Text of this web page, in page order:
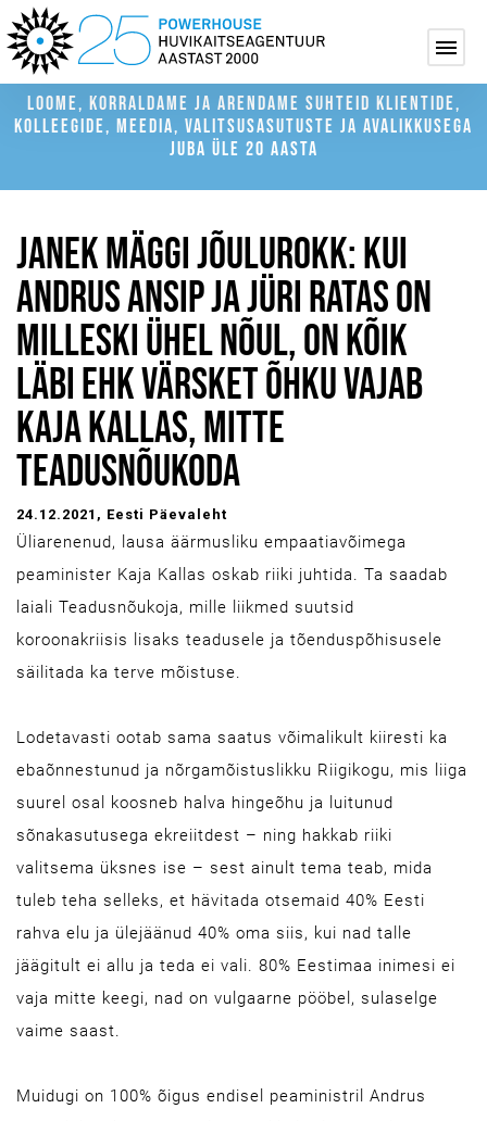
LOOME, KORRALDAME JA ARENDAME SUHTEID KLIENTIDE,
KOLLEEGIDE, MEEDIA, VALITSUSASUTUSTE JA AVALIKKUSEGA
JUBA ÜLE 20 AASTA
JANEK MÄGGI JÕULUROKK: KUI
ANDRUS ANSIP JA JÜRI RATAS ON
MILLESKI ÜHEL NÕUL, ON KÕIK
LÄBI EHK VÄRSKET ÕHKU VAJAB
KAJA KALLAS, MITTE
TEADUSNÕUKODA
24.12.2021 , Eesti Päevaleht
Üliarenenud, lausa äärmusliku empaatiavõimega
peaminister Kaja Kallas oskab riiki juhtida. Ta saadab
laiali Teadusnõukoja, mille liikmed suutsid
koroonakriisis lisaks teadusele ja tõenduspõhisusele
säilitada ka terve mõistuse.
Lodetavasti ootab sama saatus võimalikult kiiresti ka
ebaõnnestunud ja nõrgamõistuslikku Riigikogu, mis liiga
suurel osal koosneb halva hingeõhu ja luitunud
sõnakasutusega ekreiitdest – ning hakkab riiki
valitsema üksnes ise – sest ainult tema teab, mida
tuleb teha selleks, et hävitada otsemaid 40% Eesti
rahva elu ja ülejäänud 40% oma siis, kui nad talle
jäägitult ei allu ja teda ei vali. 80% Eestimaa inimesi ei
vaja mitte keegi, nad on vulgaarne pööbel, sulaselge
vaime saast.
Muidugi on 100% õigus endisel peaministril Andrus